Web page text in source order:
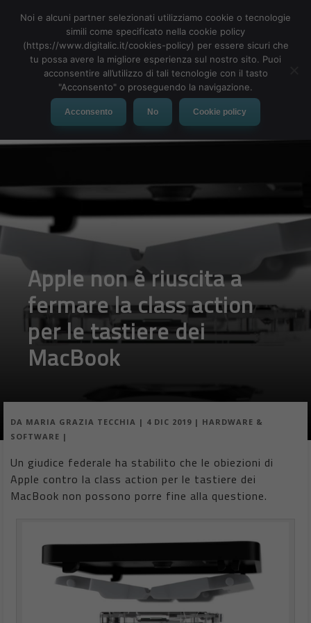
MENU
Apple non è riuscita a
fermare la class action
per le tastiere dei
MacBook
DA MARIA GRAZIA TECCHIA | 4 DIC 2019 | HARDWARE &
SOFTWARE |
Un giudice federale ha stabilito che le obiezioni di
Apple contro la class action per le tastiere dei
MacBook non possono porre fine alla questione.
Noi e alcuni partner selezionati utilizziamo cookie o tecnologie
simili come specificato nella cookie policy
(https://www.digitalic.it/cookies-policy) per essere sicuri che
tu possa avere la migliore esperienza sul nostro sito. Puoi
acconsentire all’utilizzo di tali tecnologie con il tasto
"Acconsento" o proseguendo la navigazione.
Acconsento No Cookie policy